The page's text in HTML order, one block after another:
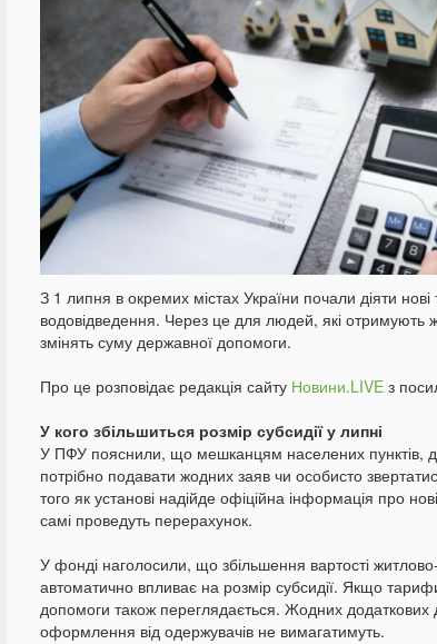
З 1 липня в окремих містах України почали діяти
водовідведення. Через це для людей, які отримують
змінять суму державної допомоги.
Про це розповідає редакція сайту Новини.LIVE з
У кого збільшиться розмір субсидії у липні
У ПФУ пояснили, що мешканцям населених пунктів,
потрібно подавати жодних заяв чи особисто
того як установі надійде офіційна інформація про
самі проведуть перерахунок.
У фонді наголосили, що збільшення вартості
автоматично впливає на розмір субсидії. Якщо
допомоги також переглядається. Жодних додаткових
оформлення від одержувачів не вимагатимуть.